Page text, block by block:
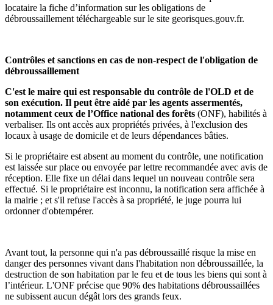
locataire la fiche d’information sur les obligations de
débroussaillement téléchargeable sur le site georisques.gouv.fr.
Contrôles et sanctions en cas de non-respect de l'obligation de
débroussaillement
C'est le maire qui est responsable du contrôle de l'OLD et de
son exécution. Il peut être aidé par les agents assermentés,
notamment ceux de l’Office national des forêts (ONF), habilités à
verbaliser. Ils ont accès aux propriétés privées, à l'exclusion des
locaux à usage de domicile et de leurs dépendances bâties.
Si le propriétaire est absent au moment du contrôle, une notification
est laissée sur place ou envoyée par lettre recommandée avec avis de
réception. Elle fixe un délai dans lequel un nouveau contrôle sera
effectué. Si le propriétaire est inconnu, la notification sera affichée à
la mairie ; et s'il refuse l'accès à sa propriété, le juge pourra lui
ordonner d'obtempérer.
Avant tout, la personne qui n'a pas débroussaillé risque la mise en
danger des personnes vivant dans l'habitation non débroussaillée, la
destruction de son habitation par le feu et de tous les biens qui sont à
l’intérieur. L'ONF précise que 90% des habitations débroussaillées
ne subissent aucun dégât lors des grands feux.